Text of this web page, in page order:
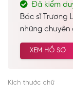
Đã kiểm
Bác sĩ Trương
những chuyên
năm kinh
hành trình sự
khách hàng
XEM HỒ SƠ
Kích thước chữ